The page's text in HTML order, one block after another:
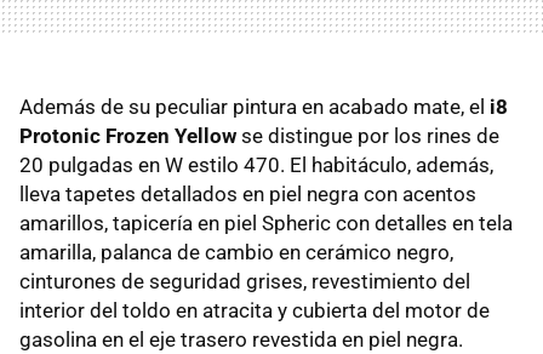
Además de su peculiar pintura en acabado mate, el i8
Protonic Frozen Yellow se distingue por los rines de
20 pulgadas en W estilo 470. El habitáculo, además,
lleva tapetes detallados en piel negra con acentos
amarillos, tapicería en piel Spheric con detalles en tela
amarilla, palanca de cambio en cerámico negro,
cinturones de seguridad grises, revestimiento del
interior del toldo en atracita y cubierta del motor de
gasolina en el eje trasero revestida en piel negra.